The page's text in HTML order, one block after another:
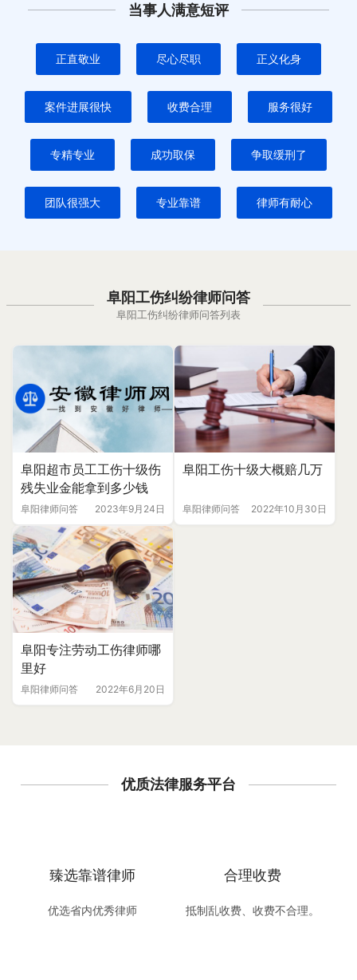
当事人满意短评
正直敬业 尽心尽职 正义化身
案件进展很快 收费合理 服务很好
专精专业 成功取保 争取缓刑了
团队很强大 专业靠谱 律师有耐心
阜阳工伤纠纷律师问答
阜阳工伤纠纷律师问答列表
阜阳超市员工工伤十级伤
残失业金能拿到多少钱
阜阳律师问答 2023年9月24日
阜阳工伤十级大概赔几万
阜阳律师问答 2022年10月30日
阜阳专注劳动工伤律师哪
里好
阜阳律师问答 2022年6月20日
优质法律服务平台
臻选靠谱律师
优选省内优秀律师
合理收费
抵制乱收费、收费不合理。